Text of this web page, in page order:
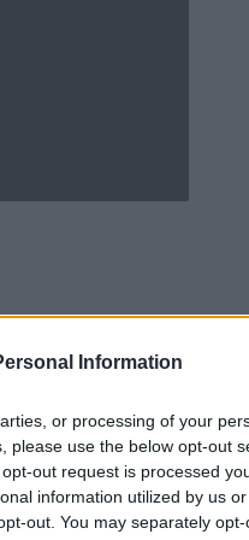
Information
or processing of your
please use the below opt-out
out request is processed
information utilized by us
out. You may separately
BYAdhubMedia